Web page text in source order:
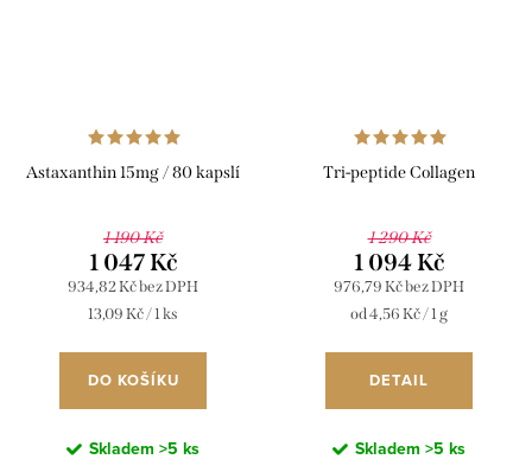
Astaxanthin 15mg / 80 kapslí
1 190 Kč
934,82 Kč bez DPH
1 047 Kč
Měrná
13,09 Kč / 1 ks
DO KOŠÍKU
Skladem >5 ks
Tri-peptide Collagen
1 290 Kč
976,79 Kč bez DPH
1 094 Kč
Měrná
od 4,56 Kč / 1 g
DETAIL
Skladem >5 ks